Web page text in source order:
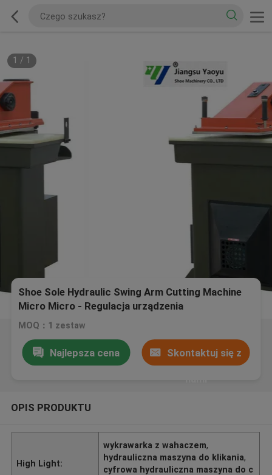
1 / 1
Shoe Sole Hydraulic Swing Arm Cutting Machine
Micro Micro - Regulacja urządzenia
MOQ：1 zestaw
Najlepsza cena Skontaktuj się z
OPIS PRODUKTU
High Light:
wykrawarka z wahaczem,
hydrauliczna maszyna do klikania,
cyfrowa hydrauliczna maszyna do c